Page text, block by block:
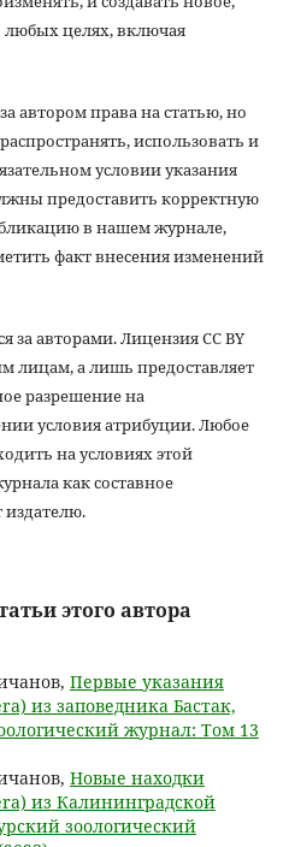
любых целях, включая
автором права на статью, но
использовать и
условии указания
предоставить корректную
в нашем журнале,
факт внесения изменений
за авторами. Лицензия CC BY
лицам, а лишь предоставляет
разрешение на
условия атрибуции. Любое
на условиях этой
как составное
этого автора
Первые указания
из заповедника Бастак,
журнал: Том 13
Новые находки
из Калининградской
зоологический